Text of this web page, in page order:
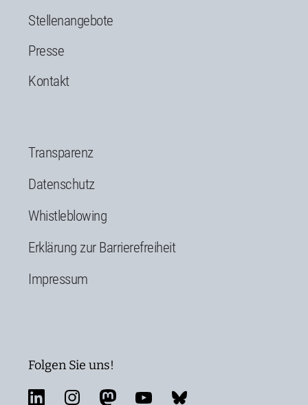
Stellenangebote
Presse
Kontakt
Transparenz
Datenschutz
Whistleblowing
Erklärung zur Barrierefreiheit
Impressum
Folgen Sie uns!